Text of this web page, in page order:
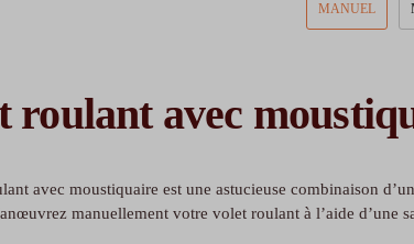
MANUEL
roulant avec
avec moustiquaire est une astucieuse combinaison
manuellement votre volet roulant à l’aide d’une